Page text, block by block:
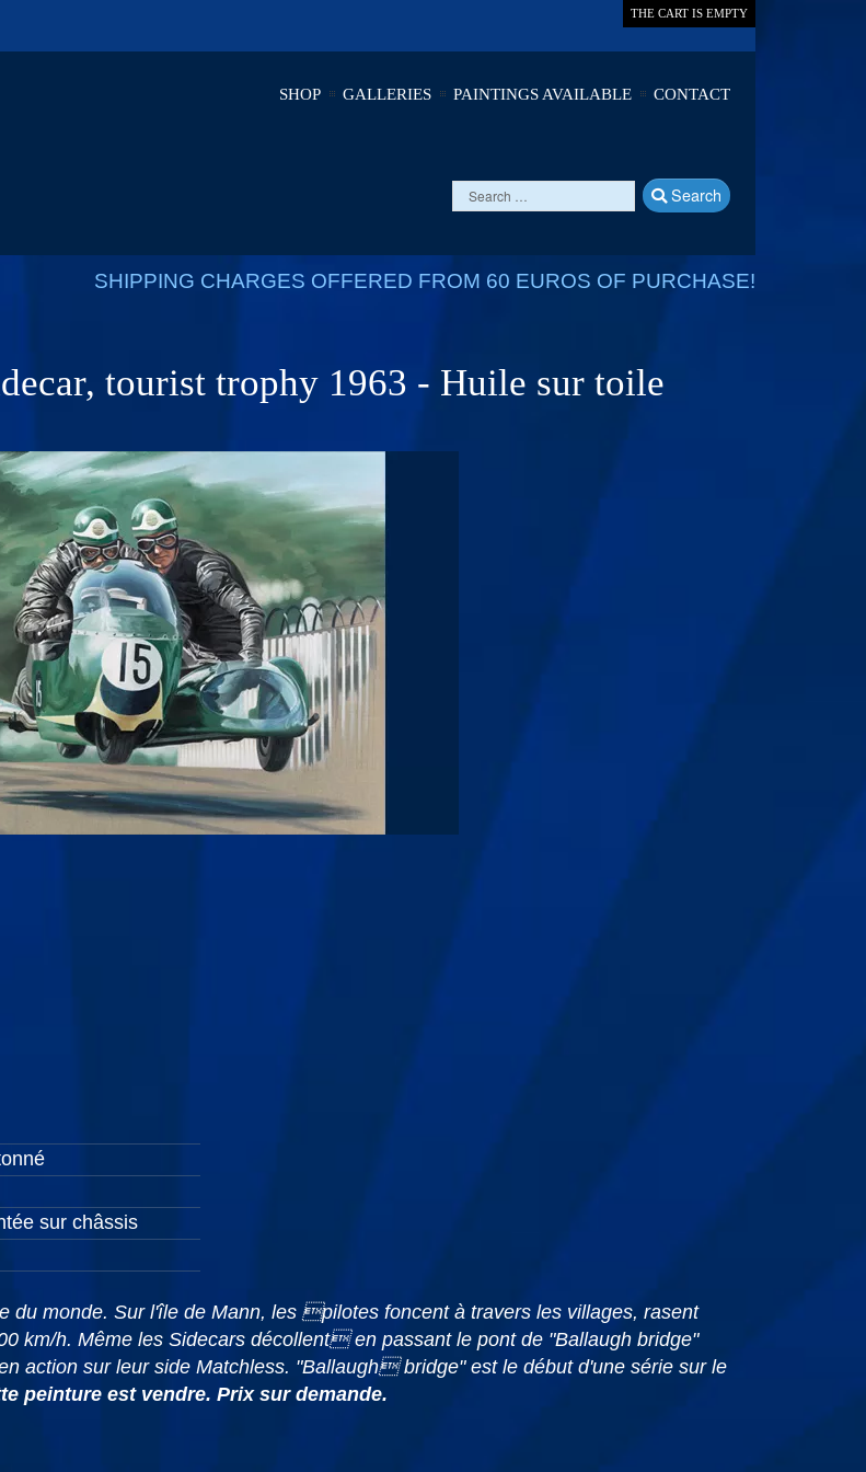
THE CART IS EMPTY
SHOP GALLERIES PAINTINGS AVAILABLE CONTACT
Search
SHIPPING CHARGES OFFERED FROM 60 EUROS OF PURCHASE!
tourist trophy 1963 - Huile sur toile
sur châssis
du monde. Sur l'île de Mann, les pilotes foncent à travers les villages, rasent
km/h. Même les Sidecars décollent en passant le pont de "Ballaugh bridge"
action sur leur side Matchless. "Ballaugh bridge" est le début d'une série sur le
peinture est vendre. Prix sur demande.